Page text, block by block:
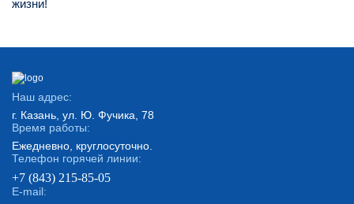
жизни!
Наш адрес:
г. Казань, ул. Ю. Фучика, 78
Время работы:
Ежедневно, круглосуточно.
Телефон горячей линии:
+7 (843) 215-85-05
E-mail: